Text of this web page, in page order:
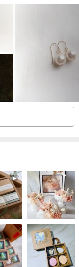
品過度氧化。
事、洗澡、游泳、泡溫
盒子。